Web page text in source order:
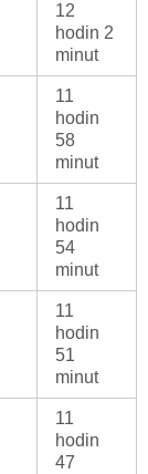
12
hodin 2
minut
11
hodin
58
minut
11
hodin
54
minut
11
hodin
51
minut
11
hodin
47